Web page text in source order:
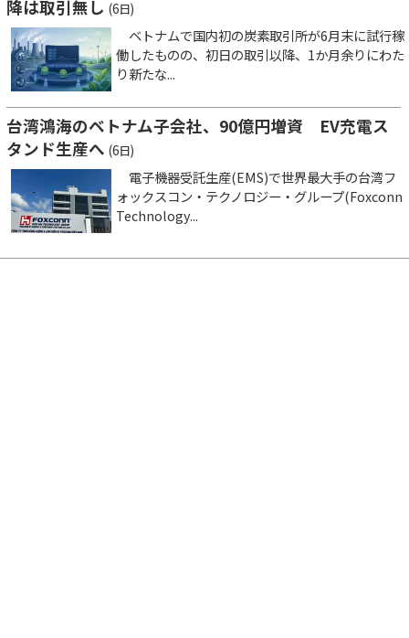
降は取引無し (6日)
ベトナムで国内初の炭素取引所が6月末に試行稼
働したものの、初日の取引以降、1か月余りにわた
り新たな...
台湾鴻海のベトナム子会社、90億円増資 EV充電ス
タンド生産へ (6日)
電子機器受託生産(EMS)で世界最大手の台湾フ
ォックスコン・テクノロジー・グループ(Foxconn
Technology...